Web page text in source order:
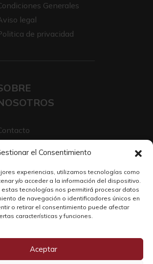
el Consentimiento
experiencias, utilizamos tecnologías como
y/o acceder a la información del dispositivo.
estas tecnologías nos permitirá procesar datos
de navegación o identificadores únicos en
o retirar el consentimiento puede afectar
características y funciones.
Aceptar
Generales
legal
de privacidad